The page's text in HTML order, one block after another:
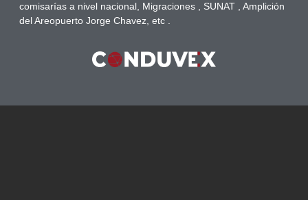
comisarías a nivel nacional, Migraciones , SUNAT , Amplición
del Areopuerto Jorge Chavez, etc .